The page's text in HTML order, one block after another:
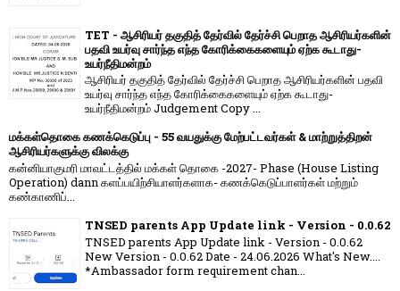
TET - ஆசிரியர் தகுதித் தேர்வில் தேர்ச்சி பெறாத ஆசிரியர்களின்
பதவி உயர்வு சார்ந்த எந்த கோரிக்கைகளையும் ஏற்க கூடாது-
உயர்நீதிமன்றம்
ஆசிரியர் தகுதித் தேர்வில் தேர்ச்சி பெறாத ஆசிரியர்களின் பதவி
உயர்வு சார்ந்த எந்த கோரிக்கைகளையும் ஏற்க கூடாது-
உயர்நீதிமன்றம் Judgement Copy ...
மக்கள்தொகை கணக்கெடுப்பு - 55 வயதுக்கு மேற்பட்டவர்கள் & மாற்றுத்திறன்
ஆசிரியர்களுக்கு விலக்கு
கன்னியாகுமரி மாவட்டத்தில் மக்கள் தொகை -2027- Phase (House Listing
Operation) dann களப்பயிற்சியாளர்களாக- கணக்கெடுப்பாளர்கள் மற்றும்
கண்காணிப்...
TNSED parents App Update link - Version - 0.0.62
TNSED parents App Update link - Version - 0.0.62
New Version - 0.0.62 Date - 24.06.2026 What's New....
*Ambassador form requirement chan...